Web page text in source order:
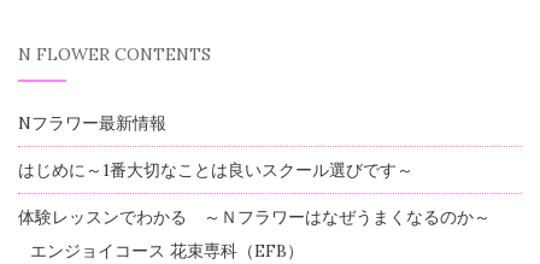
N FLOWER CONTENTS
Nフラワー最新情報
はじめに～1番大切なことは良いスクール選びです～
体験レッスンでわかる ～Ｎフラワーはなぜうまくなるのか～
エンジョイコース 花束専科（EFB）